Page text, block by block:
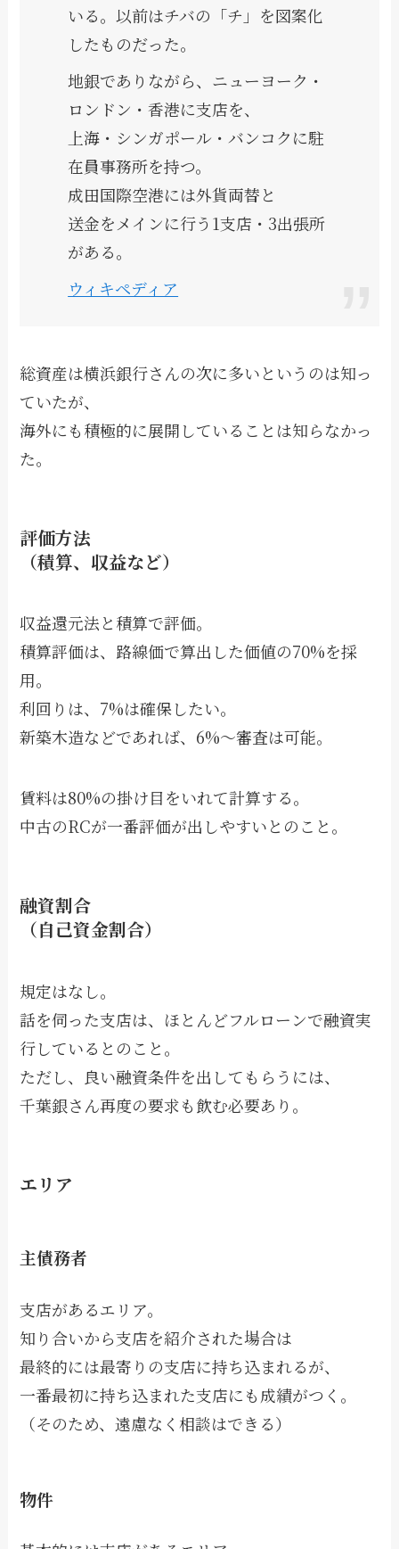
いる。以前はチバの「チ」を図案化
したものだった。
地銀でありながら、ニューヨーク・
ロンドン・香港に支店を、
上海・シンガポール・バンコクに駐
在員事務所を持つ。
成田国際空港には外貨両替と
送金をメインに行う1支店・3出張所
がある。
ウィキペディア
総資産は横浜銀行さんの次に多いというのは知っ
ていたが、
海外にも積極的に展開していることは知らなかっ
た。
評価方法
（積算、収益など）
収益還元法と積算で評価。
積算評価は、路線価で算出した価値の70%を採
用。
利回りは、7%は確保したい。
新築木造などであれば、6%〜審査は可能。
賃料は80%の掛け目をいれて計算する。
中古のRCが一番評価が出しやすいとのこと。
融資割合
（自己資金割合）
規定はなし。
話を伺った支店は、ほとんどフルローンで融資実
行しているとのこと。
ただし、良い融資条件を出してもらうには、
千葉銀さん再度の要求も飲む必要あり。
エリア
主債務者
支店があるエリア。
知り合いから支店を紹介された場合は
最終的には最寄りの支店に持ち込まれるが、
一番最初に持ち込まれた支店にも成績がつく。
（そのため、遠慮なく相談はできる）
物件